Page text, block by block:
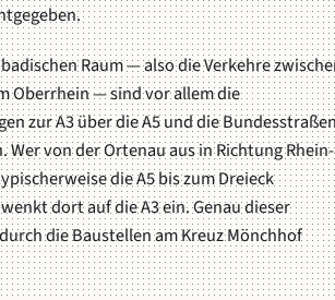
Raum — also die Verkehre
Oberrhein — sind vor allem die
zur A3 über die A5 und die
Wer von der Ortenau aus in Richtung Rhein-
die A5 bis zum Dreieck
dort auf die A3 ein. Genau dieser
die Baustellen am Kreuz Mönchhof